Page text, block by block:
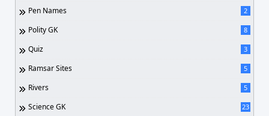
Pen Names 2
Polity GK 8
Quiz 3
Ramsar Sites 5
Rivers 5
Science GK 23